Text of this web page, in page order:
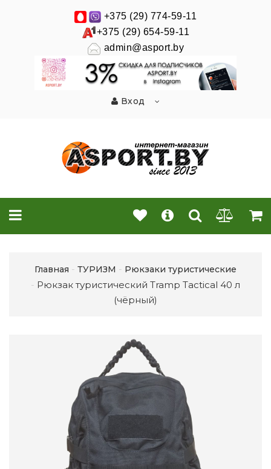
+375 (29) 774-59-11
+375 (29) 654-59-11
admin@asport.by
Вход
Главная ТУРИЗМ Рюкзаки туристические
Рюкзак туристический Tramp Tactical 40 л
(чёрный)